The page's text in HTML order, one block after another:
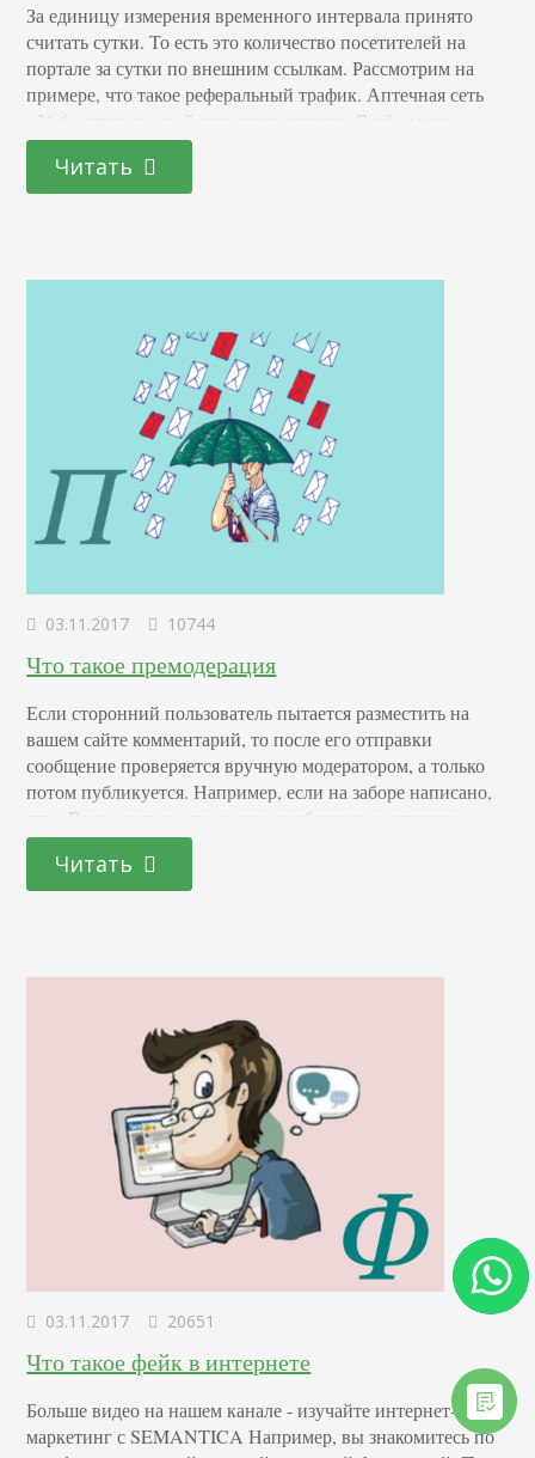
За единицу измерения временного интервала принято
считать сутки. То есть это количество посетителей на
портале за сутки по внешним ссылкам. Рассмотрим на
примере, что такое реферальный трафик. Аптечная сеть
«36,6» открыла свой интернет-магазин. В нём можно
узнать о наличии и стоимости лекарства, купить его и
заказать доставку курьером. Как один из вариантов
привлечения клиентов, внимание уделили наполнению
Читать
03.11.2017 10744
Что такое премодерация
Если сторонний пользователь пытается разместить на
вашем сайте комментарий, то после его отправки
сообщение проверяется вручную модератором, а только
потом публикуется. Например, если на заборе написано,
что «Вася – дурак», то данное сообщение не прошло
премодерацию. Если бы она была произведена, то после
проверки умственных способностей Васи хозяином
забора был бы отражен один из двух вердиктов: «Вася –
Читать
03.11.2017 20651
Что такое фейк в интернете
Больше видео на нашем канале - изучайте интернет-
маркетинг с SEMANTICA Например, вы знакомитесь по